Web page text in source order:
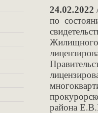
24.02.2022
по
Жилищного
района